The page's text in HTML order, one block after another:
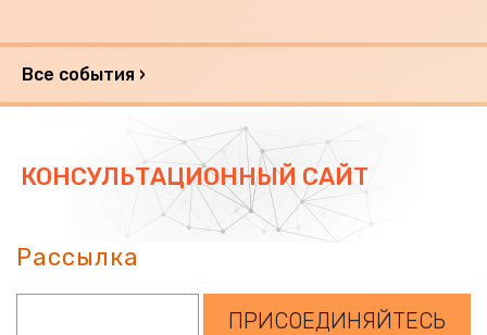
Все события ›
КОНСУЛЬТАЦИОННЫЙ САЙТ
Рассылка
ПРИСОЕДИНЯЙТЕСЬ